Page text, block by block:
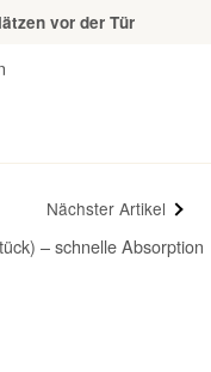
vor der Tür
Nächster Artikel